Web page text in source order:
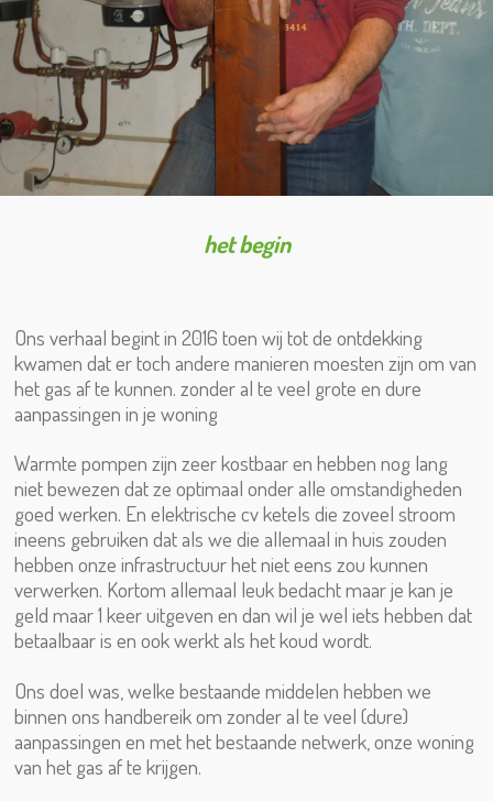
het begin
Ons verhaal begint in 2016 toen wij tot de ontdekking
kwamen dat er toch andere manieren moesten zijn om van
het gas af te kunnen. zonder al te veel grote en dure
aanpassingen in je woning
Warmte pompen zijn zeer kostbaar en hebben nog lang
niet bewezen dat ze optimaal onder alle omstandigheden
goed werken. En elektrische cv ketels die zoveel stroom
ineens gebruiken dat als we die allemaal in huis zouden
hebben onze infrastructuur het niet eens zou kunnen
verwerken. Kortom allemaal leuk bedacht maar je kan je
geld maar 1 keer uitgeven en dan wil je wel iets hebben dat
betaalbaar is en ook werkt als het koud wordt.
Ons doel was, welke bestaande middelen hebben we
binnen ons handbereik om zonder al te veel (dure)
aanpassingen en met het bestaande netwerk, onze woning
van het gas af te krijgen.